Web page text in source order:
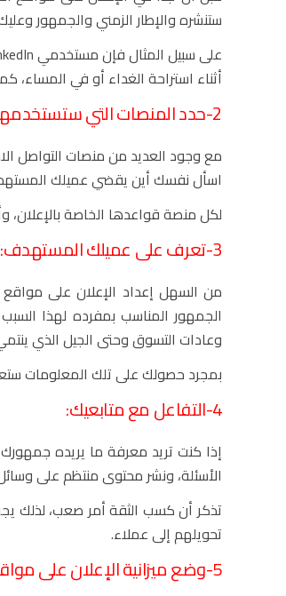
ستنشره والإطار الزمني والجمهور
أثناء استراحة الغداء أو في المساء،
2-حدد المنصات التي ستستخدمها:
مع وجود العديد من منصات التواصل
اسأل نفسك أين يقضي عميلك
لكل منصة قواعدها الخاصة بالإعلان،
3-تعرف على عميلك المستهدف:
من السهل إعداد الإعلان على مواقع
الجمهور المناسب بمفرده لهذا
وعادات التسوق وحتى الجيل الذي
بمجرد حصولك على تلك المعلومات
4-التفاعل مع متابعيك:
إذا كنت تريد معرفة ما يريده
الأسئلة، ونشر محتوى منتظم على
تذكر أن كسب الثقة أمر صعب، لذلك
تحويلهم إلى عملاء.
5-وضع ميزانية الإعلان على مواقع التواصل الاجتماعى: